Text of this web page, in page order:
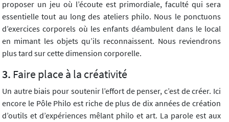
proposer un jeu où l’écoute est primordiale, faculté qui sera
essentielle tout au long des ateliers philo. Nous le ponctuons
d’exercices corporels où les enfants déambulent dans le local
en mimant les objets qu’ils reconnaissent. Nous reviendrons
plus tard sur cette dimension corporelle.
Faire place à la créativité
Un autre biais pour soutenir l’effort de penser, c’est de créer. Ici
encore le Pôle Philo est riche de plus de dix années de création
d’outils et d’expériences mêlant philo et art. La parole est aux